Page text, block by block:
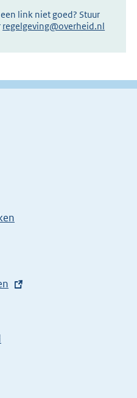
link niet goed? Stuur
regelgeving@overheid.nl